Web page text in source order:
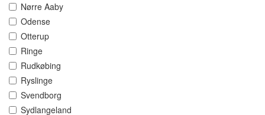
Nørre Aaby
Odense
Otterup
Ringe
Rudkøbing
Ryslinge
Svendborg
Sydlangeland